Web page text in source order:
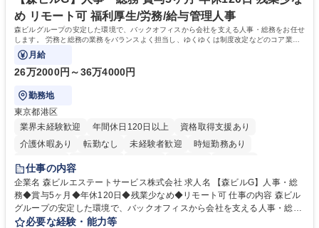
め リモート可 福利厚生/労務/給与管理人事
森ビルグループの安定した環境で、バックオフィスから会社を支える人事・総務をお任せ
します。 労務と総務の業務をバランスよく担当し、ゆくゆくは制度改定などのコア業務
にも挑戦できる、やりがいある環境です。
月給
26万2000円～36万4000円
勤務地
東京都港区
業界未経験歓迎
年間休日120日以上
資格取得支援あり
介護休暇あり
転勤なし 未経験者歓迎
時短勤務あり
経験者歓迎
完全週休2日制
交通費支給 長期歓迎 駅近5分以内 土日祝休み
仕事の内容
企業名 森ビルエステートサービス株式会社 求人名 【森ビルG】人事・総
務◆賞与5ヶ月◆年休120日◆残業少なめ◆リモート可 仕事の内容 森ビル
グループの安定した環境で、バックオフィスから会社を支える人事・総務
をお任せします。 労務と総務の業務をバランスよく担当し、ゆくゆくは制
必要な経験・能力等